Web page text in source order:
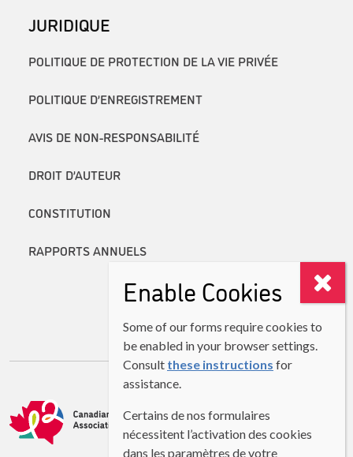
JURIDIQUE
POLITIQUE DE PROTECTION DE LA VIE PRIVÉE
POLITIQUE D’ENREGISTREMENT
AVIS DE NON-RESPONSABILITÉ
DROIT D’AUTEUR
CONSTITUTION
RAPPORTS ANNUELS
Enable Cookies
Some of our forms require cookies to
be enabled in your browser settings.
Consult these instructions for
assistance.
Certains de nos formulaires
nécessitent l’activation des cookies
dans les paramètres de votre